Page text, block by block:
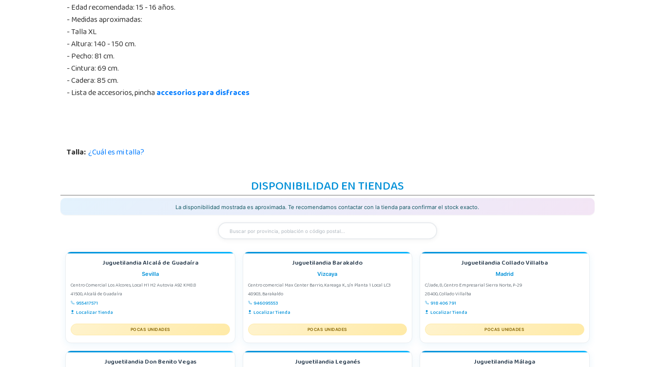
- Edad recomendada: 15 - 16 años.
- Medidas aproximadas:
- Talla XL
- Altura: 140 - 150 cm.
- Pecho: 81 cm.
- Cintura: 69 cm.
- Cadera: 85 cm.
- Lista de accesorios, pinchaaccesorios para disfraces
Talla:¿Cuál es mi talla?
DISPONIBILIDAD EN TIENDAS
La disponibilidad mostrada es aproximada. Te recomendamos contactar con la tienda para confirmar el stock exacto.
Juguetilandia Alcalá de Guadaíra
Sevilla
Centro Comercial Los Alcores, Local H1 H2 Autovia A92 KM8.8
41500, Alcalá de Guadaíra
955417571
Localizar Tienda
POCAS UNIDADES
Juguetilandia Barakaldo
Vizcaya
Centro comercial Max Center Barrio, Kareaga K., s/n Planta 1 Local LC3
48903, Barakaldo
946095553
Localizar Tienda
POCAS UNIDADES
Juguetilandia Collado Villalba
Madrid
C/Jade, 8, Centro Empresarial Sierra Norte, P-29
28400, Collado Villalba
918 406 791
Localizar Tienda
POCAS UNIDADES
Juguetilandia Don Benito Vegas Juguetilandia Leganés Juguetilandia Málaga